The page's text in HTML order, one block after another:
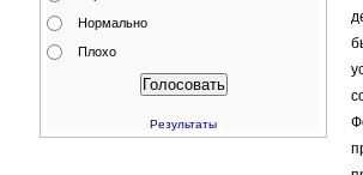
Нормально
Плохо
Результаты